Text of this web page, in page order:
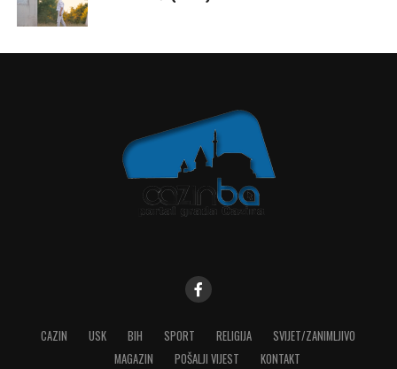
CAZIN USK BIH SPORT RELIGIJA
SVIJET/ZANIMLJIVO
MAGAZIN
POŠALJI VIJEST KONTAKT